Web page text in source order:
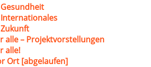
alle – Projektvorstellungen
alle!
Ort [abgelaufen]